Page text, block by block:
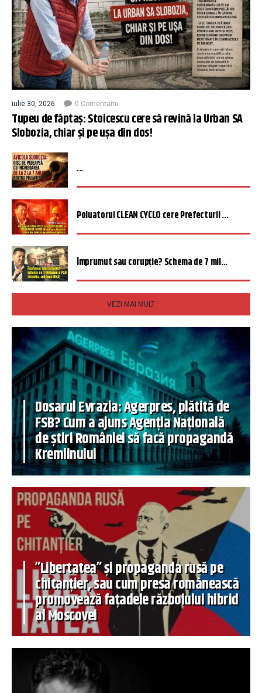
iulie 30, 2026 0 Comentariu
Tupeu de făptaș: Stoicescu cere să revină la Urban SA
Slobozia, chiar și pe ușa din dos!
...
Poluatorul CLEAN CYCLO cere Prefecturii ...
Împrumut sau corupție? Schema de 7 mil...
VEZI MAI MULT
Dosarul Evrazia: Agerpres, plătită de
FSB? Cum a ajuns Agenția Națională
de știri României să facă propagandă
Kremlinului
”Libertatea” și propaganda rusă pe
chitanțier, sau cum presa românească
promovează fațadele războiului hibrid
al Moscovei